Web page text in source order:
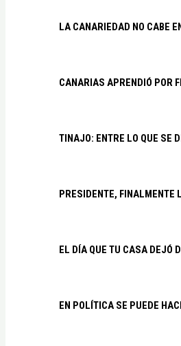
LA CANARIEDAD NO CABE
CANARIAS APRENDIÓ POR
TINAJO: ENTRE LO QUE SE
PRESIDENTE, FINALMENTE
EL DÍA QUE TU CASA DEJÓ
EN POLÍTICA SE PUEDE